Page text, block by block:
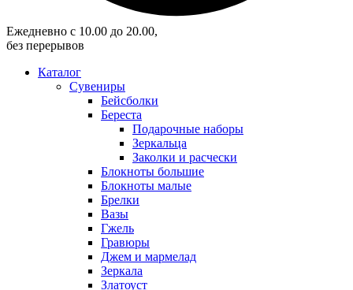
Eжедневно с 10.00 до 20.00,
без перерывов
Каталог
Сувениры
Бейсболки
Береста
Подарочные наборы
Зеркальца
Заколки и расчески
Блокноты большие
Блокноты малые
Брелки
Вазы
Гжель
Гравюры
Джем и мармелад
Зеркала
Златоуст